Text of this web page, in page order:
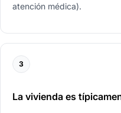
atención médica).
3
La vivienda es